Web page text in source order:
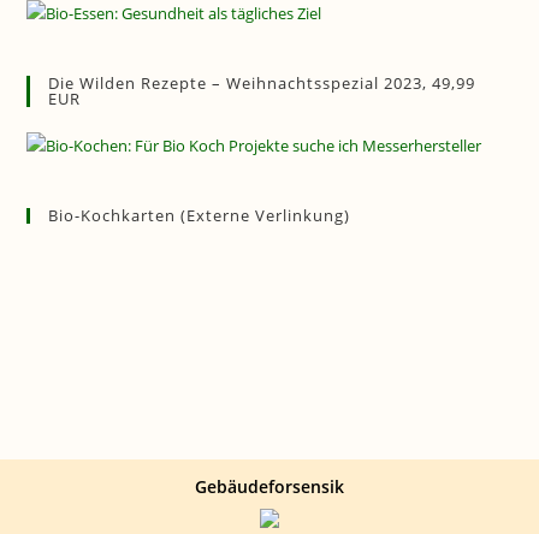
Die Wilden Rezepte – Weihnachtsspezial 2023, 49,99
EUR
Bio-Kochkarten (externe Verlinkung)
Gebäudeforsensik